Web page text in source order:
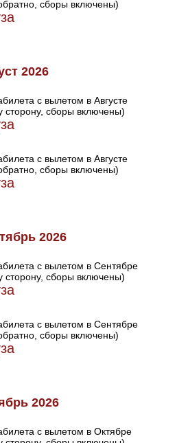
сборы включены)
2026
с вылетом в Августе
сторону, сборы включены)
с вылетом в Августе
сборы включены)
2026
с вылетом в Сентябре
сторону, сборы включены)
с вылетом в Сентябре
сборы включены)
2026
с вылетом в Октябре